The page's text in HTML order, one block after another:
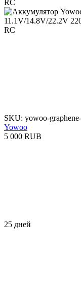
SKU: yowoo-
Yowoo
5 000 RUB
25 дней